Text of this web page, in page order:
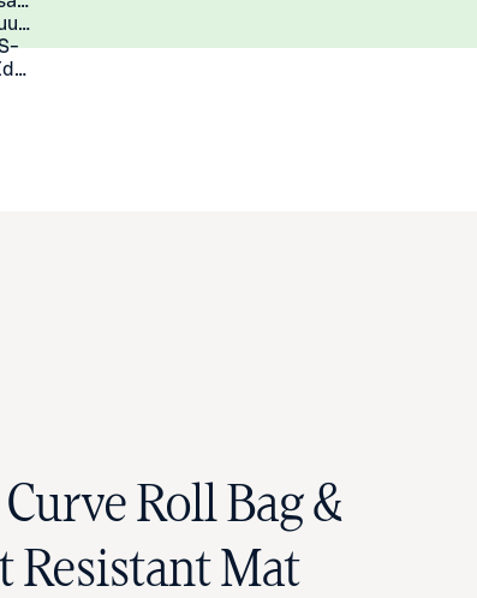
Roll Bag &
Resistant Mat